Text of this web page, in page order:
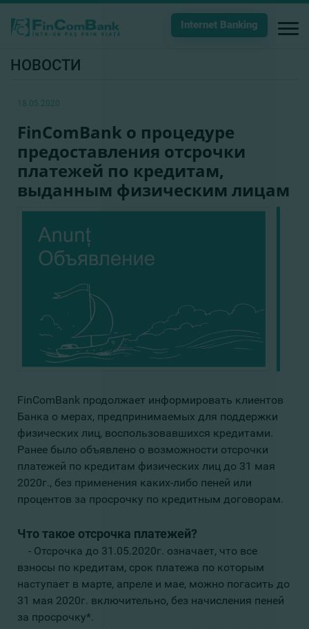
Internet Banking
НОВОСТИ
18.05.2020
FinComBank о процедуре
предоставления отсрочки
платежей по кредитам,
выданным физическим лицам
FinComBank продолжает информировать клиентов
Банка о мерах, предпринимаемых для поддержки
физических лиц, воспользовавшихся кредитами.
Ранее было объявлено о возможности отсрочки
платежей по кредитам физических лиц до 31 мая
2020г., без применения каких-либо пеней или
процентов за просрочку по кредитным договорам.
Что такое отсрочка платежей?
- Отсрочка до 31.05.2020г. означает, что все
взносы по кредитам, срок платежа по которым
наступает в марте, апреле и мае, можно погасить до
31 мая 2020г. включительно, без начисления пеней
за просрочку*.